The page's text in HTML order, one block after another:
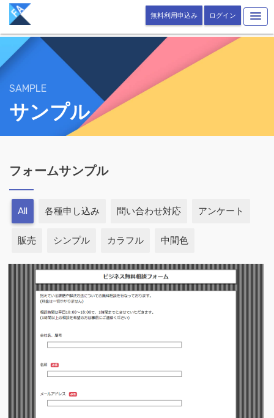
無料利用申込み ログイン
SAMPLE
サンプル
フォームサンプル
All 各種申し込み 問い合わせ対応 アンケート
販売 シンプル カラフル 中間色